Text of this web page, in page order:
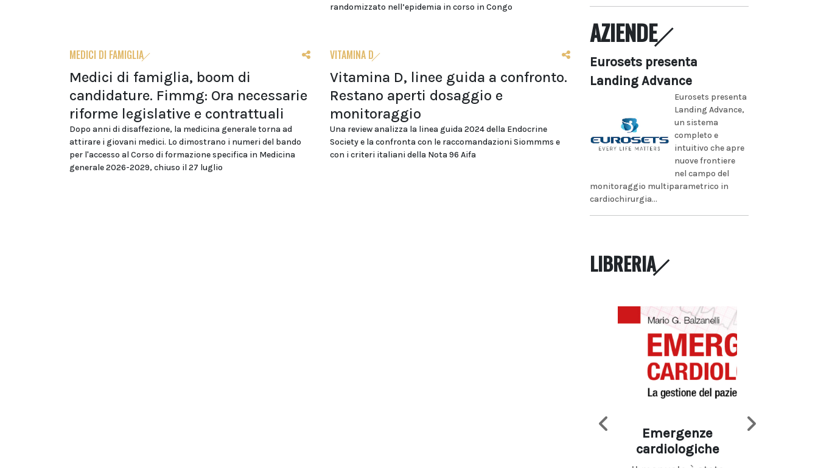
randomizzato nell’epidemia in corso in Congo
MEDICI DI FAMIGLIA
Medici di famiglia, boom di
candidature. Fimmg: Ora necessarie
riforme legislative e contrattuali
Dopo anni di disaffezione, la medicina generale torna ad
attirare i giovani medici. Lo dimostrano i numeri del bando
per l'accesso al Corso di formazione specifica in Medicina
generale 2026-2029, chiuso il 27 luglio
VITAMINA D
Vitamina D, linee guida a confronto.
Restano aperti dosaggio e
monitoraggio
Una review analizza la linea guida 2024 della Endocrine
Society e la confronta con le raccomandazioni Siommms e
con i criteri italiani della Nota 96 Aifa
AZIENDE
Eurosets presenta
Landing Advance
Eurosets presenta
Landing Advance,
un sistema
completo e
intuitivo che apre
nuove frontiere
nel campo del
monitoraggio multiparametrico in
cardiochirurgia...
LIBRERIA
Emergenze
cardiologiche